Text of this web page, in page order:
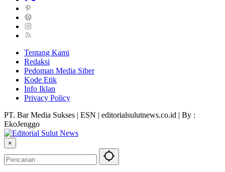
Tentang Kami
Redaksi
Pedoman Media Siber
Kode Etik
Info Iklan
Privacy Policy
PT. Bar Media Sukses | ESN | editorialsulutnews.co.id | By :
EkoJenggo
×